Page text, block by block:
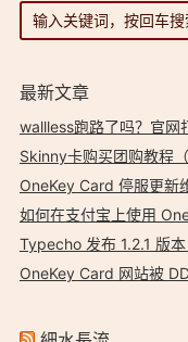
最新文章
wallless跑路了吗？官网
Skinny卡购买团购教程（
OneKey Card 停服更新
如何在支付宝上使用
Typecho 发布 1.2.1 版
OneKey Card 网站被